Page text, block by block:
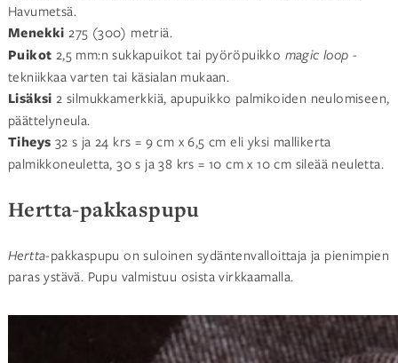
Havumetsä.
Menekki 275 (300) metriä.
Puikot 2,5 mm:n sukkapuikot tai pyöröpuikko magic loop -
tekniikkaa varten tai käsialan mukaan.
Lisäksi 2 silmukkamerkkiä, apupuikko palmikoiden neulomiseen,
päättelyneula.
Tiheys 32 s ja 24 krs = 9 cm x 6,5 cm eli yksi mallikerta
palmikkoneuletta, 30 s ja 38 krs = 10 cm x 10 cm sileää neuletta.
Hertta-pakkaspupu
Hertta-pakkaspupu on suloinen sydäntenvalloittaja ja pienimpien
paras ystävä. Pupu valmistuu osista virkkaamalla.